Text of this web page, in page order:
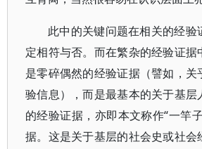
此中的关键问题在相关的经验
定相符与否。而在繁杂的经验证据
是零碎偶然的经验证据（譬如，关
验信息），而是最基本的关于基层
的经验证据，亦即本文称作“一竿
据。这是关于基层的社会史或社会